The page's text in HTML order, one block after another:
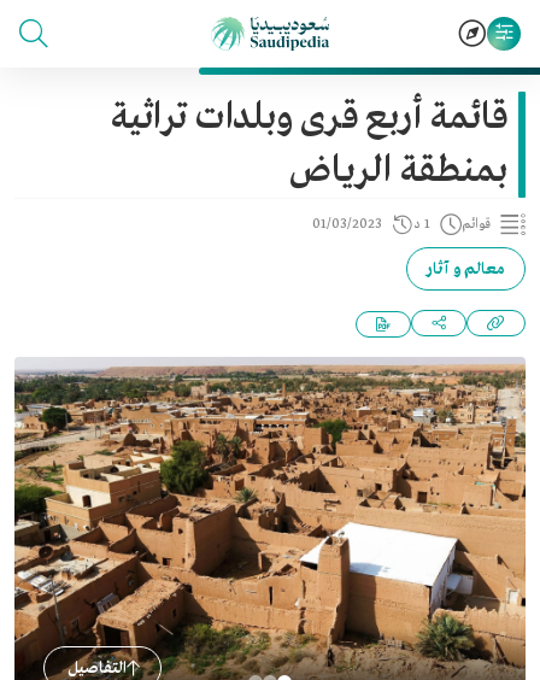
قائمة أربع قرى وبلدات تراثية
بمنطقة الرياض
قوائم 1 د 01/03/2023
معالم و آثار
التفاصيل